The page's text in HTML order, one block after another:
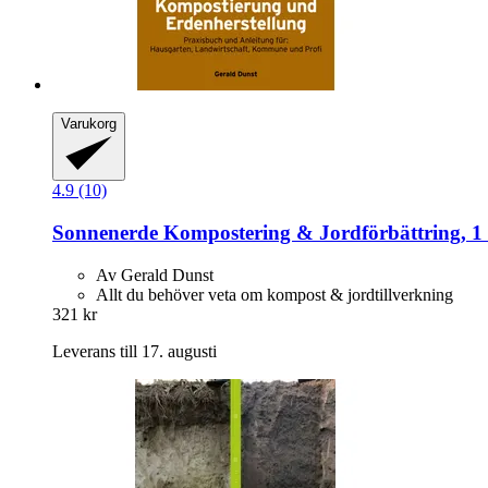
Varukorg
4.9 (10)
Sonnenerde Kompostering & Jordförbättring, 1
Av Gerald Dunst
Allt du behöver veta om kompost & jordtillverkning
321 kr
Leverans till 17. augusti